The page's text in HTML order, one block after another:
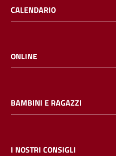
i
l
Cerca nei
cataloghi
Chiedi al
CALENDARIO
ONLINE
BAMBINI E RAGAZZI
I NOSTRI CONSIGLI